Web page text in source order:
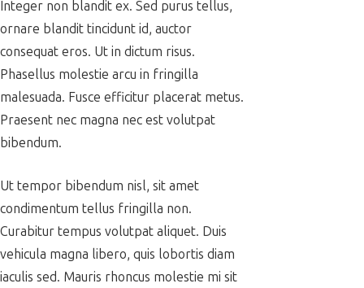
Integer non blandit ex. Sed purus tellus,
ornare blandit tincidunt id, auctor
consequat eros. Ut in dictum risus.
Phasellus molestie arcu in fringilla
malesuada. Fusce efficitur placerat metus.
Praesent nec magna nec est volutpat
bibendum.
Ut tempor bibendum nisl, sit amet
condimentum tellus fringilla non.
Curabitur tempus volutpat aliquet. Duis
vehicula magna libero, quis lobortis diam
iaculis sed. Mauris rhoncus molestie mi sit